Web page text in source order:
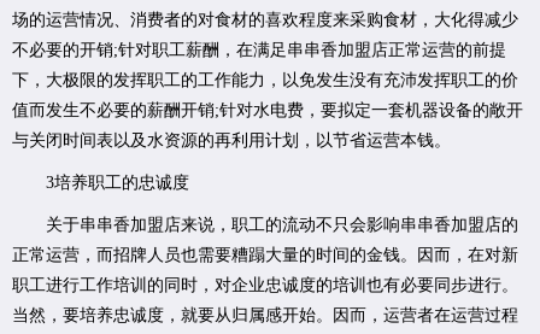
场的运营情况、消费者的对食材的喜欢程度来采购食材，大化得减少
不必要的开销;针对职工薪酬，在满足串串香加盟店正常运营的前提
下，大极限的发挥职工的工作能力，以免发生没有充沛发挥职工的价
值而发生不必要的薪酬开销;针对水电费，要拟定一套机器设备的敞开
与关闭时间表以及水资源的再利用计划，以节省运营本钱。
3培养职工的忠诚度
关于串串香加盟店来说，职工的流动不只会影响串串香加盟店的
正常运营，而招牌人员也需要糟蹋大量的时间的金钱。因而，在对新
职工进行工作培训的同时，对企业忠诚度的培训也有必要同步进行。
当然，要培养忠诚度，就要从归属感开始。因而，运营者在运营过程